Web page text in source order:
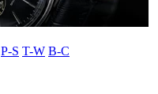
P-S T-W В-С